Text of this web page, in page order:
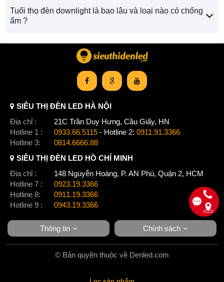
Tuổi thọ đèn downlight là bao lâu và loại nào có chống
ẩm ?
SIÊU THỊ ĐÈN LED HÀ NỘI
Địa chỉ :
21C Trần Duy Hưng, Cầu Giấy, HN
Hotline 1 :
0933.66.5115 - Hotline 2: 0911.91.3366
Hotline 3:
0814.6666.88
SIÊU THỊ ĐÈN LED HỒ CHÍ MINH
Địa chỉ :
148 Nguyễn Hoàng, P. AN Phú, Quận 2, HCM
Hotline 7 :
0923.19.3366
Hotline 8:
0911.19.3366
Hotline 9 :
0943.19.3366
Thông tin Chính sách
© Bản quyền thuộc về Denled.com